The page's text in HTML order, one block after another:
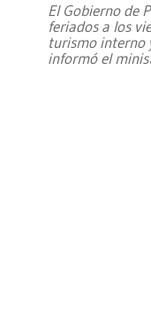
El Gobierno de
feriados a los
turismo interno
informó el